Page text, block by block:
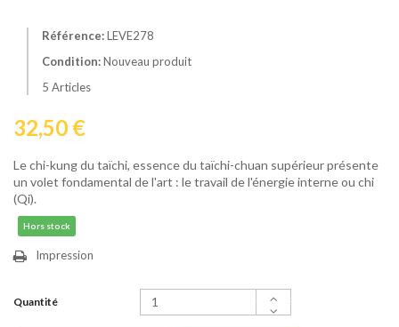
Référence:LEVE278
Condition:Nouveau produit
5 Articles
32,50 €
Le chi-kung du taïchi, essence du taïchi-chuan supérieur présente
un volet fondamental de l'art : le travail de l'énergie interne ou chi
(Qi).
Hors stock
Impression
Quantité